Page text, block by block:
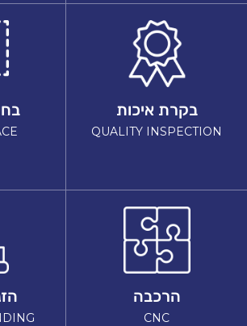
בקרת איכות
QUALITY INSPECTION
הרכבה
CNC